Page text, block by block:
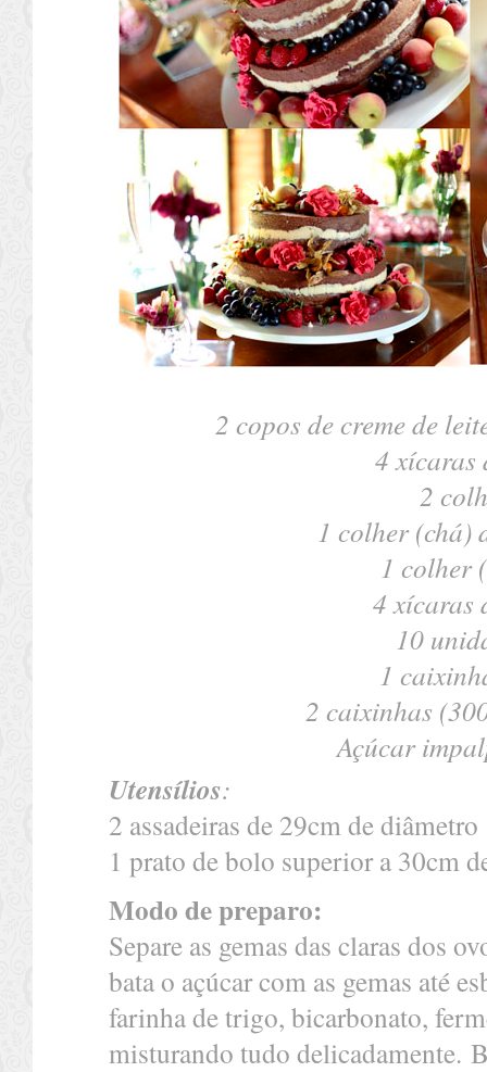
2 copos de creme de
4 xícaras
2
1 colher (chá)
1 colher
4 xícaras
10
1
2 caixinhas
Açúcar
Utensílios:
2 assadeiras de 29cm de diâmetro
1 prato de bolo superior a 30cm
Modo de preparo:
Separe as gemas das claras dos
bata o açúcar com as gemas até
farinha de trigo, bicarbonato,
misturando tudo delicadamente.